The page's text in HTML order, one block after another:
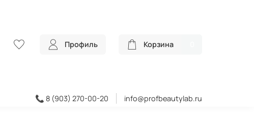
Профиль Корзина
📞 8 (903) 270-00-20 info@profbeautylab.ru